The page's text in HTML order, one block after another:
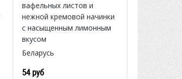
вафельных листов и
нежной кремовой начинки
с насыщенным лимонным
вкусом
Беларусь
54 руб